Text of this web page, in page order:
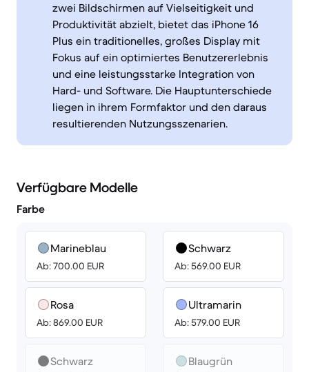
zwei Bildschirmen auf Vielseitigkeit und
Produktivität abzielt, bietet das iPhone 16
Plus ein traditionelles, großes Display mit
Fokus auf ein optimiertes Benutzererlebnis
und eine leistungsstarke Integration von
Hard- und Software. Die Hauptunterschiede
liegen in ihrem Formfaktor und den daraus
resultierenden Nutzungsszenarien.
Verfügbare Modelle
Farbe
Marineblau
Ab: 700.00 EUR
Rosa
Ab: 869.00 EUR
Schwarz
Schwarz
Ab: 569.00 EUR
Ultramarin
Ab: 579.00 EUR
Blaugrün